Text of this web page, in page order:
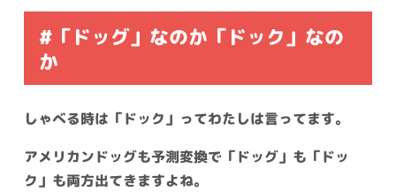
#「ドッグ」なのか「ドック」なの
か
しゃべる時は「ドック」ってわたしは言ってます。
アメリカンドッグも予測変換で「ドッグ」も「ドッ
ク」も両方出てきますよね。